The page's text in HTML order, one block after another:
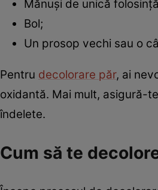
Mănuşi de unică
Bol;
Un prosop vechi sau o
Pentru decolorare păr, ai
oxidantă. Mai mult, asigură-
îndelete.
Cum să te